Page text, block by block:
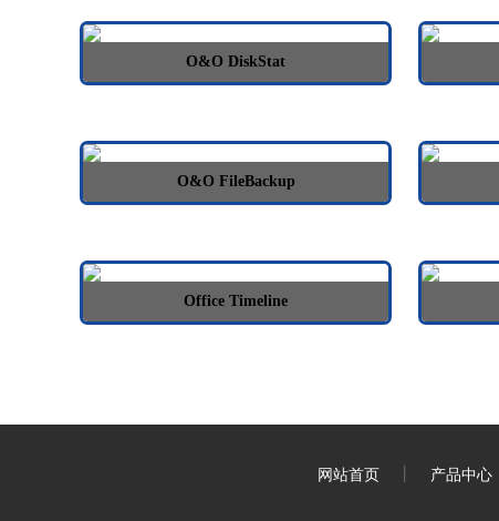
O&O DiskStat
O&O FileBackup
Office Timeline
网站首页 产品中心